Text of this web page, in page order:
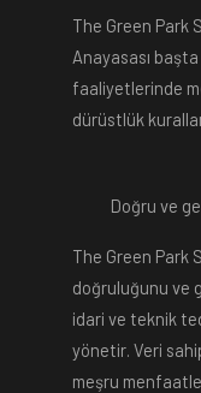
The Green Park
Anayasası
faaliyetlerinde
dürüstlük
Doğru ve
The Green Park
doğruluğunu ve
idari ve teknik
yönetir. Veri
meşru